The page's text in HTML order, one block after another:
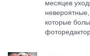
месяцев
которые